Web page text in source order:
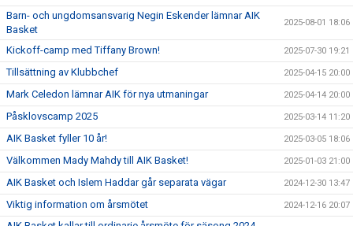
Barn- och ungdomsansvarig Negin Eskender lämnar AIK
Basket
2025-08-01 18:06
Kickoff-camp med Tiffany Brown! 2025-07-30 19:21
Tillsättning av Klubbchef 2025-04-15 20:00
Mark Celedon lämnar AIK för nya utmaningar 2025-04-14 20:00
Påsklovscamp 2025 2025-03-14 11:20
AIK Basket fyller 10 år! 2025-03-05 18:06
Välkommen Mady Mahdy till AIK Basket! 2025-01-03 21:00
AIK Basket och Islem Haddar går separata vägar 2024-12-30 13:47
Viktig information om årsmötet 2024-12-16 20:07